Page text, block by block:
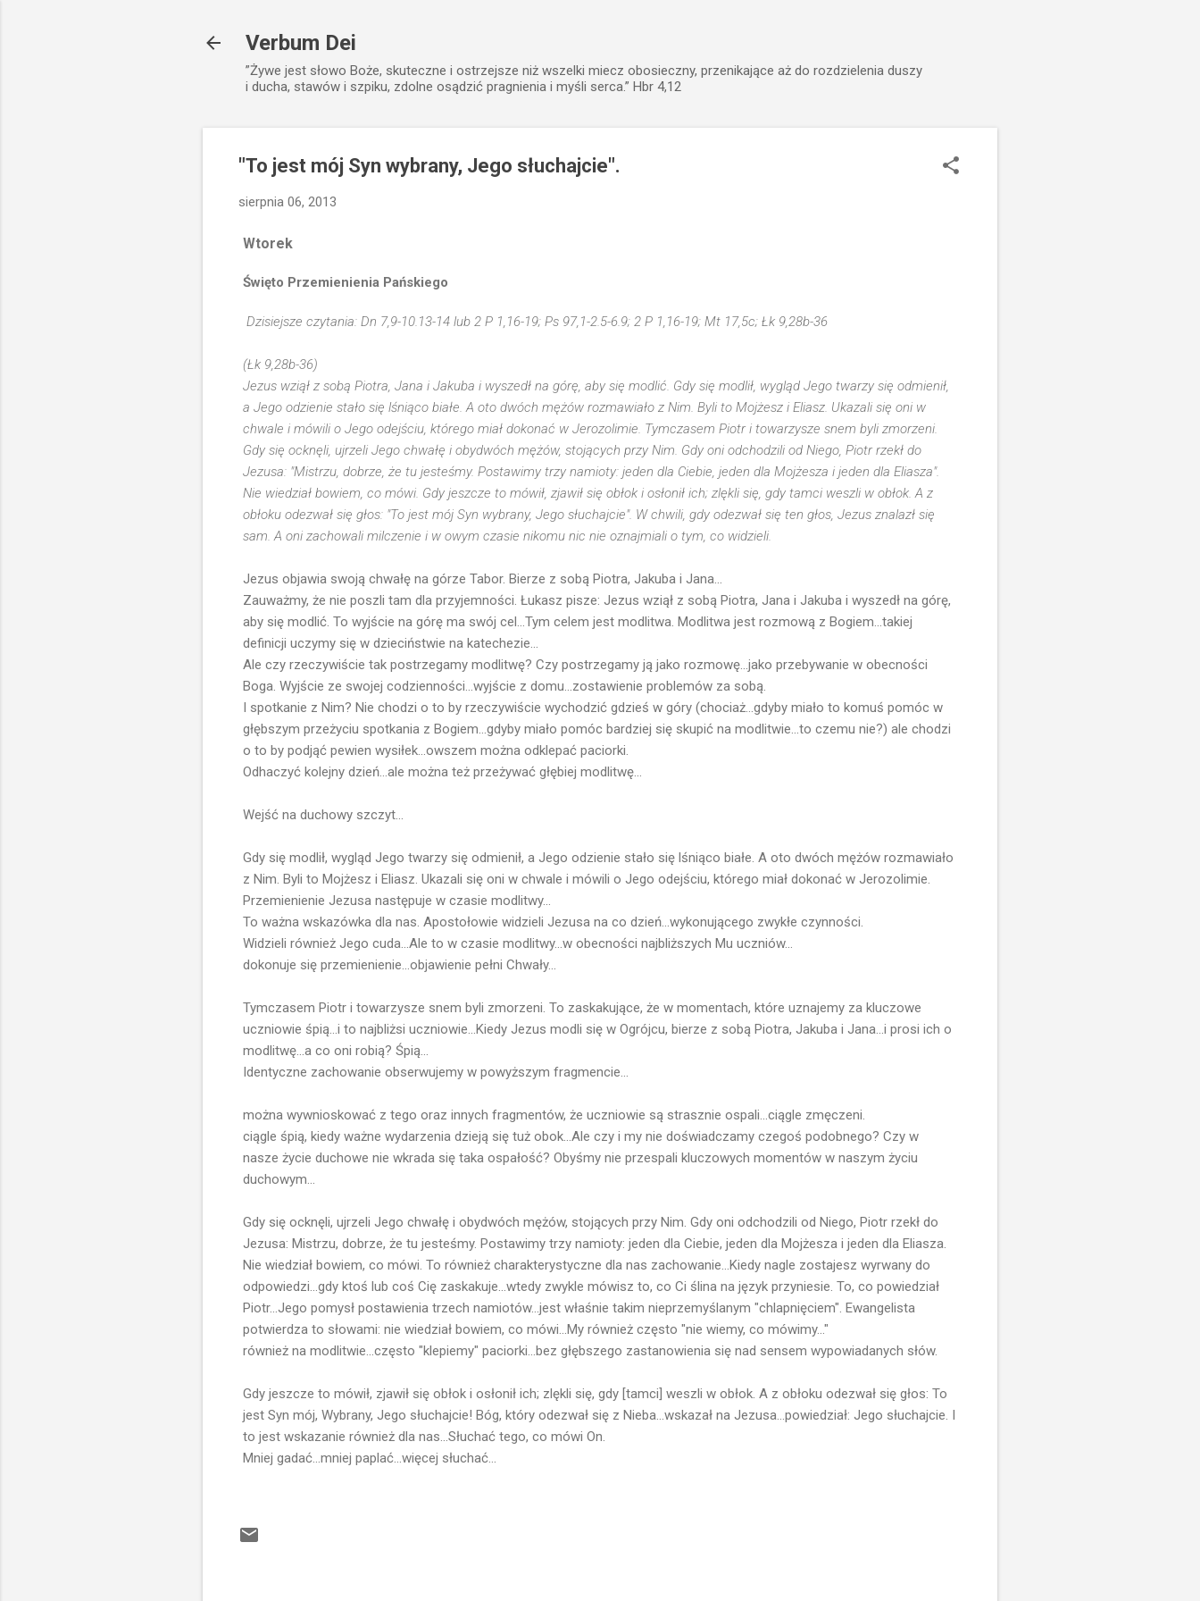
Verbum Dei
”Żywe jest słowo Boże, skuteczne i ostrzejsze niż wszelki miecz obosieczny, przenikające aż do rozdzielenia duszy
i ducha, stawów i szpiku, zdolne osądzić pragnienia i myśli serca.” Hbr 4,12
"To jest mój Syn wybrany, Jego słuchajcie".
sierpnia 06, 2013
Wtorek
Święto Przemienienia Pańskiego
Dzisiejsze czytania: Dn 7,9-10.13-14 lub 2 P 1,16-19; Ps 97,1-2.5-6.9; 2 P 1,16-19; Mt 17,5c; Łk 9,28b-36
(Łk 9,28b-36)
Jezus wziął z sobą Piotra, Jana i Jakuba i wyszedł na górę, aby się modlić. Gdy się modlił, wygląd Jego twarzy się odmienił,
a Jego odzienie stało się lśniąco białe. A oto dwóch mężów rozmawiało z Nim. Byli to Mojżesz i Eliasz. Ukazali się oni w
chwale i mówili o Jego odejściu, którego miał dokonać w Jerozolimie. Tymczasem Piotr i towarzysze snem byli zmorzeni.
Gdy się ocknęli, ujrzeli Jego chwałę i obydwóch mężów, stojących przy Nim. Gdy oni odchodzili od Niego, Piotr rzekł do
Jezusa: "Mistrzu, dobrze, że tu jesteśmy. Postawimy trzy namioty: jeden dla Ciebie, jeden dla Mojżesza i jeden dla Eliasza".
Nie wiedział bowiem, co mówi. Gdy jeszcze to mówił, zjawił się obłok i osłonił ich; zlękli się, gdy tamci weszli w obłok. A z
obłoku odezwał się głos: "To jest mój Syn wybrany, Jego słuchajcie". W chwili, gdy odezwał się ten głos, Jezus znalazł się
sam. A oni zachowali milczenie i w owym czasie nikomu nic nie oznajmiali o tym, co widzieli.
Jezus objawia swoją chwałę na górze Tabor. Bierze z sobą Piotra, Jakuba i Jana...
Zauważmy, że nie poszli tam dla przyjemności. Łukasz pisze: Jezus wziął z sobą Piotra, Jana i Jakuba i wyszedł na górę,
aby się modlić. To wyjście na górę ma swój cel...Tym celem jest modlitwa. Modlitwa jest rozmową z Bogiem...takiej
definicji uczymy się w dzieciństwie na katechezie...
Ale czy rzeczywiście tak postrzegamy modlitwę? Czy postrzegamy ją jako rozmowę...jako przebywanie w obecności
Boga. Wyjście ze swojej codzienności...wyjście z domu...zostawienie problemów za sobą.
I spotkanie z Nim? Nie chodzi o to by rzeczywiście wychodzić gdzieś w góry (chociaż...gdyby miało to komuś pomóc w
głębszym przeżyciu spotkania z Bogiem...gdyby miało pomóc bardziej się skupić na modlitwie...to czemu nie?) ale chodzi
o to by podjąć pewien wysiłek...owszem można odklepać paciorki.
Odhaczyć kolejny dzień...ale można też przeżywać głębiej modlitwę...
Wejść na duchowy szczyt...
Gdy się modlił, wygląd Jego twarzy się odmienił, a Jego odzienie stało się lśniąco białe. A oto dwóch mężów rozmawiało
z Nim. Byli to Mojżesz i Eliasz. Ukazali się oni w chwale i mówili o Jego odejściu, którego miał dokonać w Jerozolimie.
Przemienienie Jezusa następuje w czasie modlitwy...
To ważna wskazówka dla nas. Apostołowie widzieli Jezusa na co dzień...wykonującego zwykłe czynności.
Widzieli również Jego cuda...Ale to w czasie modlitwy...w obecności najbliższych Mu uczniów...
dokonuje się przemienienie...objawienie pełni Chwały...
Tymczasem Piotr i towarzysze snem byli zmorzeni. To zaskakujące, że w momentach, które uznajemy za kluczowe
uczniowie śpią...i to najbliżsi uczniowie...Kiedy Jezus modli się w Ogrójcu, bierze z sobą Piotra, Jakuba i Jana...i prosi ich o
modlitwę...a co oni robią? Śpią...
Identyczne zachowanie obserwujemy w powyższym fragmencie...
można wywnioskować z tego oraz innych fragmentów, że uczniowie są strasznie ospali...ciągle zmęczeni.
ciągle śpią, kiedy ważne wydarzenia dzieją się tuż obok...Ale czy i my nie doświadczamy czegoś podobnego? Czy w
nasze życie duchowe nie wkrada się taka ospałość? Obyśmy nie przespali kluczowych momentów w naszym życiu
duchowym...
Gdy się ocknęli, ujrzeli Jego chwałę i obydwóch mężów, stojących przy Nim. Gdy oni odchodzili od Niego, Piotr rzekł do
Jezusa: Mistrzu, dobrze, że tu jesteśmy. Postawimy trzy namioty: jeden dla Ciebie, jeden dla Mojżesza i jeden dla Eliasza.
Nie wiedział bowiem, co mówi. To również charakterystyczne dla nas zachowanie...Kiedy nagle zostajesz wyrwany do
odpowiedzi...gdy ktoś lub coś Cię zaskakuje...wtedy zwykle mówisz to, co Ci ślina na język przyniesie. To, co powiedział
Piotr...Jego pomysł postawienia trzech namiotów...jest właśnie takim nieprzemyślanym "chlapnięciem". Ewangelista
potwierdza to słowami: nie wiedział bowiem, co mówi...My również często "nie wiemy, co mówimy..."
również na modlitwie...często "klepiemy" paciorki...bez głębszego zastanowienia się nad sensem wypowiadanych słów.
Gdy jeszcze to mówił, zjawił się obłok i osłonił ich; zlękli się, gdy [tamci] weszli w obłok. A z obłoku odezwał się głos: To
jest Syn mój, Wybrany, Jego słuchajcie! Bóg, który odezwał się z Nieba...wskazał na Jezusa...powiedział: Jego słuchajcie. I
to jest wskazanie również dla nas...Słuchać tego, co mówi On.
Mniej gadać...mniej paplać...więcej słuchać...